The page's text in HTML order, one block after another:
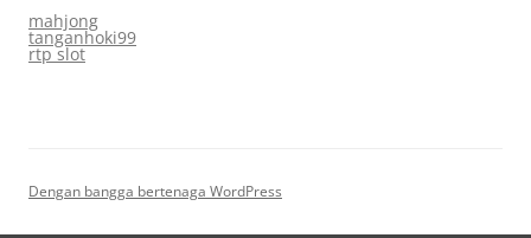
mahjong
tanganhoki99
rtp slot
Dengan bangga bertenaga WordPress